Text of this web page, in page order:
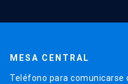
MESA CENTRAL
Teléfono para comunicarse